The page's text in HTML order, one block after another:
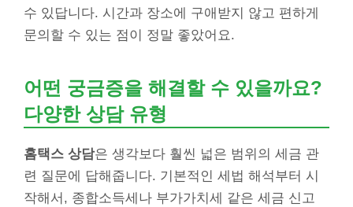
수 있답니다. 시간과 장소에 구애받지 않고 편하게
문의할 수 있는 점이 정말 좋았어요.
어떤 궁금증을 해결할 수 있을까요?
다양한 상담 유형
홈택스 상담은 생각보다 훨씬 넓은 범위의 세금 관
련 질문에 답해줍니다. 기본적인 세법 해석부터 시
작해서, 종합소득세나 부가가치세 같은 세금 신고